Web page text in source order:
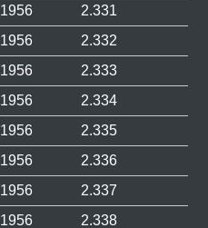
1956 2.331
1956 2.332
1956 2.333
1956 2.334
1956 2.335
1956 2.336
1956 2.337
1956 2.338